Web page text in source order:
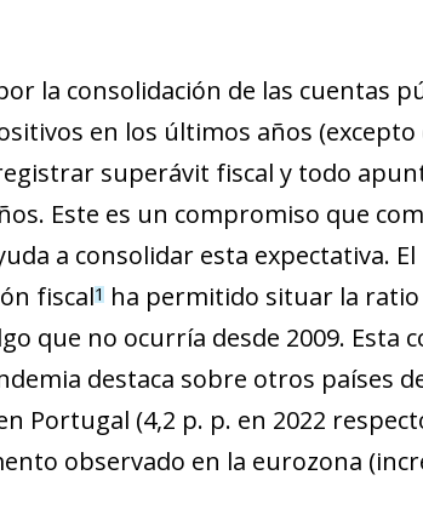
la consolidación de las cuentas
en los últimos años
superávit fiscal y todo
Este es un compromiso que
a consolidar esta expectativa.
fiscal1ha permitido situar la ratio
que no ocurría desde 2009. Esta
destaca sobre otros países
Portugal (4,2 p. p. en 2022
observado en la eurozona